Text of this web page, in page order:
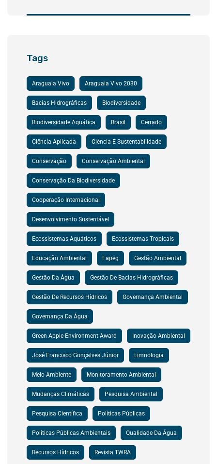
Tags
Araguaia Vivo Araguaia Vivo 2030
Bacias Hidrográficas Biodiversidade
Biodiversidade Aquática Brasil Cerrado
Ciência Aplicada Ciência E Sustentabilidade
Conservação Conservação Ambiental
Conservação Da Biodiversidade
Cooperação Internacional
Desenvolvimento Sustentável
Ecossistemas Aquáticos Ecossistemas Tropicais
Educação Ambiental Fapeg Gestão Ambiental
Gestão Da Água Gestão De Bacias Hidrográficas
Gestão De Recursos Hídricos Governança Ambiental
Governança Da Água
Green Apple Environment Award Inovação Ambiental
José Francisco Gonçalves Júnior Limnologia
Meio Ambiente Monitoramento Ambiental
Mudanças Climáticas Pesquisa Ambiental
Pesquisa Científica Políticas Públicas
Políticas Públicas Ambientais Qualidade Da Água
Recursos Hídricos Revista TWRA